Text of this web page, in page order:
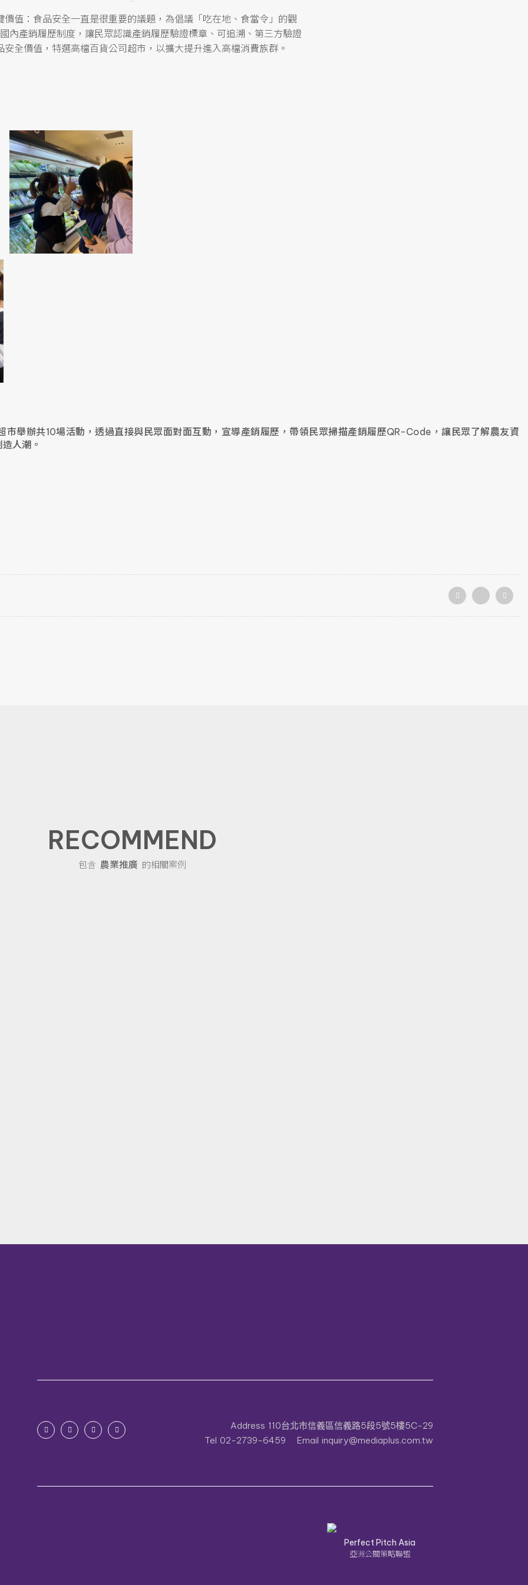
價值：食品安全一直是很重要的議題，為倡議「吃在地、食當令」的觀
內產銷履歷制度，讓民眾認識產銷履歷驗證標章、可追溯、第三方驗證
安全價值，特選高檔百貨公司超市，以擴大提升進入高檔消費族群。
市舉辦共10場活動，透過直接與民眾面對面互動，宣導產銷履歷，帶領民眾掃描產銷履歷QR-Code，讓民眾了解農友資
人潮。
RECOMMEND
包含 農業推廣 的相關案例
Address 110台北市信義區信義路5段5號5樓5C-29
Tel 02-2739-6459 Email inquiry@mediaplus.com.tw
Perfect Pitch Asia
亞洲公關策略聯盟